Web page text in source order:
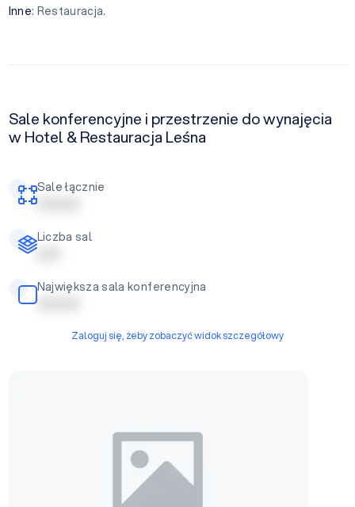
Inne: Restauracja.
Sale konferencyjne i przestrzenie do wynajęcia
w Hotel & Restauracja Leśna
Sale łącznie
| | | | | | | | |
Liczba sal
| | | | |
Największa sala konferencyjna
| | | | | | | | |
Zaloguj się, żeby zobaczyć widok szczegółowy